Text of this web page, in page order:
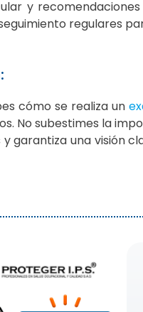
y
regulares
cómo se realiza un
No subestimes la
garantiza una visión